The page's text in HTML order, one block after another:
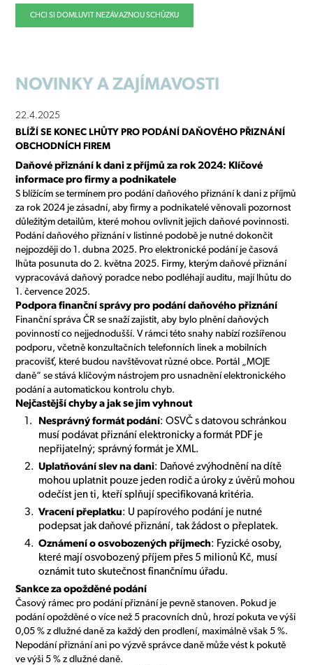
CHCI SI DOMLUVIT NEZÁVAZNOU SCHŮZKU
NOVINKYA ZAJÍMAVOSTI
22.4.2025
BLÍŽÍ SE KONEC LHŮTY PRO PODÁNÍ DAŇOVÉHO PŘIZNÁNÍ
OBCHODNÍCH FIREM
Daňové přiznání k dani z příjmů za rok 2024: Klíčové
informace pro firmy a podnikatele
S blížícím se termínem pro podání daňového přiznání k dani z příjmů
za rok 2024 je zásadní, aby firmy a podnikatelé věnovali pozornost
důležitým detailům, které mohou ovlivnit jejich daňové povinnosti.
Podání daňového přiznání v listinné podobě je nutné dokončit
nejpozději do 1. dubna 2025. Pro elektronické podání je časová
lhůta posunuta do 2. května 2025. Firmy, kterým daňové přiznání
vypracovává daňový poradce nebo podléhají auditu, mají lhůtu do
1. července 2025.
Podpora finanční správy pro podání daňového přiznání
Finanční správa ČR se snaží zajistit, aby bylo plnění daňových
povinností co nejjednodušší. V rámci této snahy nabízí rozšířenou
podporu, včetně konzultačních telefonních linek a mobilních
pracovišť, které budou navštěvovat různé obce. Portál „MOJE
daně“ se stává klíčovým nástrojem pro usnadnění elektronického
podání a automatickou kontrolu chyb.
Nejčastější chyby a jak se jim vyhnout
Nesprávný formát podání: OSVČ s datovou schránkou
musí podávat přiznání elektronicky a formát PDF je
nepřijatelný; správný formát je XML.
Uplatňování slev na dani: Daňové zvýhodnění na dítě
mohou uplatnit pouze jeden rodič a úroky z úvěrů mohou
odečíst jen ti, kteří splňují specifikovaná kritéria.
Vracení přeplatku: U papírového podání je nutné
podepsat jak daňové přiznání, tak žádost o přeplatek.
Oznámení o osvobozených příjmech: Fyzické osoby,
které mají osvobozený příjem přes 5 milionů Kč, musí
oznámit tuto skutečnost finančnímu úřadu.
Sankce za opožděné podání
Časový rámec pro podání přiznání je pevně stanoven. Pokud je
podání opožděné o více než 5 pracovních dnů, hrozí pokuta ve výši
0,05 % z dlužné daně za každý den prodlení, maximálně však 5 %.
Nepodání přiznání ani po výzvě správce daně může vést k pokutě
ve výši 5 % z dlužné daně.